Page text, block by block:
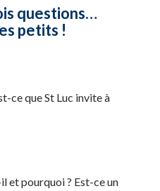
questions…
petits !
ce que St Luc invite à
et pourquoi ? Est-ce un